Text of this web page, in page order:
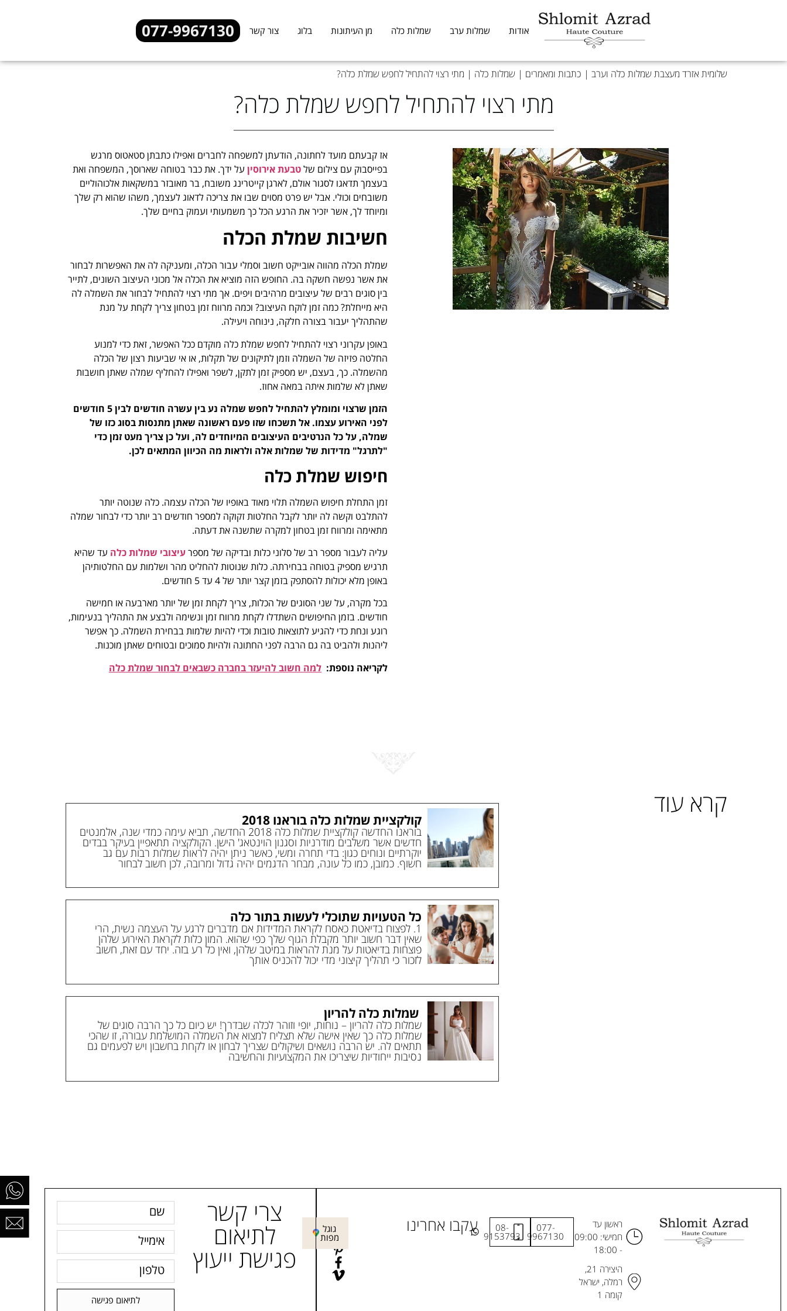
אודות שמלות ערב שמלות כלה מן העיתונות בלוג צור קשר 077-9967130
שלומית אזרד מעצבת שמלות כלה וערב | כתבות ומאמרים | שמלות כלה | מתי רצוי להתחיל לחפש שמלת כלה?
מתי רצוי להתחיל לחפש שמלת כלה?
אז קבעתם מועד לחתונה, הודעתן למשפחה לחברים ואפילו כתבתן סטאטוס מרגש
בפייסבוק עם צילום שלטבעת אירוסין על ידך. את כבר בטוחה שארוסך, המשפחה ואת
בעצמך תדאגו לסגור אולם, לארגן קייטרינג משובח, בר מאובזר במשקאות אלכוהוליים
משובחים וכולי. אבל יש פרט מסוים שבו את צריכה לדאוג לעצמך, משהו שהוא רק שלך
ומיוחד לך, אשר יזכיר את הרגע הכל כך משמעותי ועמוק בחיים שלך.
חשיבות שמלת הכלה
שמלת הכלה מהווה אובייקט חשוב וסמלי עבור הכלה, ומעניקה לה את האפשרות לבחור
את אשר נפשה חשקה בה. החופש הזה מוציא את הכלה אל מכוני העיצוב השונים, לתייר
בין סוגים רבים של עיצובים מרהיבים ויפים. אך מתי רצוי להתחיל לבחור את השמלה לה
היא מייחלת? כמה זמן לוקח העיצוב? וכמה מרווח זמן בטחון צריך לקחת על מנת
שהתהליך יעבור בצורה חלקה, נינוחה ויעילה.
באופן עקרוני רצוי להתחיל לחפש שמלת כלה מוקדם ככל האפשר, זאת כדי למנוע
החלטה פזיזה של השמלה וזמן לתיקונים של תקלות, או אי שביעות רצון של הכלה
מהשמלה. כך, בעצם, יש מספיק זמן לתקן, לשפר ואפילו להחליף שמלה שאתן חושבות
שאתן לא שלמות איתה במאה אחוז.
הזמן שרצוי ומומלץ להתחיל לחפש שמלה נע בין עשרה חודשים לבין 5 חודשים
לפני האירוע עצמו. אל תשכחו שזו פעם ראשונה שאתן מתנסות בסוג כזו של
שמלה, על כל הנרטיבים העיצובים המיוחדים לה, ועל כן צריך מעט זמן כדי
"לתרגל" מדידות של שמלות אלה ולראות מה הכיוון המתאים לכן.
חיפוש שמלת כלה
זמן התחלת חיפוש השמלה תלוי מאוד באופיו של הכלה עצמה. כלה שנוטה יותר
להתלבט וקשה לה יותר לקבל החלטות זקוקה למספר חודשים רב יותר כדי לבחור שמלה
מתאימה ומרווח זמן בטחון למקרה שתשנה את דעתה.
עליה לעבור מספר רב של סלוני כלות ובדיקה של מספרעיצובי שמלות כלה עד שהיא
תרגיש מספיק בטוחה בבחירתה. כלות שנוטות להחליט מהר ושלמות עם החלטותיהן
באופן מלא יכולות להסתפק בזמן קצר יותר של 4 עד 5 חודשים.
בכל מקרה, על שני הסוגים של הכלות, צריך לקחת זמן של יותר מארבעה או חמישה
חודשים. בזמן החיפושים השתדלו לקחת מרווח זמן ונשימה ולבצע את התהליך בנעימות,
רוגע ונחת כדי להגיע לתוצאות טובות וכדי להיות שלמות בבחירת השמלה. כך אפשר
ליהנות ולהביט בה גם הרבה לפני החתונה ולהיות סמוכים ובטוחים שאתן מוכנות.
לקריאה נוספת: למה חשוב להיעזר בחברה כשבאים לבחור שמלת כלה
קרא עוד
קולקציית שמלות כלה בוראנו 2018
בוראנו החדשה קולקציית שמלות כלה 2018 החדשה, תביא עימה כמדי שנה, אלמנטים
חדשים אשר משלבים מודרניות וסגנון הוינטאג' הישן. הקולקציה תתאפיין בעיקר בבדים
יוקרתיים ונוחים כגון: בדי תחרה ומשי, כאשר ניתן יהיה לראות שמלות רבות עם גב
חשוף. כמובן, כמו כל עונה, מבחר הדגמים יהיה גדול ומרובה, לכן חשוב לבחור
כל הטעויות שתוכלי לעשות בתור כלה
1. לפצוח בדיאטת כאסח לקראת המדידות אם מדברים לרגע על העצמה נשית, הרי
שאין דבר חשוב יותר מקבלת הגוף שלך כפי שהוא. המון כלות לקראת האירוע שלהן
פוצחות בדיאטות על מנת להראות במיטב שלהן, ואין כל רע בזה. יחד עם זאת, חשוב
לזכור כי תהליך קיצוני מדי יכול להכניס אותך
שמלות כלה להריון
שמלות כלה להריון – נוחות, יופי וזוהר לכלה שבדרך! יש כיום כל כך הרבה סוגים של
שמלות כלה כך שאין אישה שלא תצליח למצוא את השמלה המושלמת עבורה, זו שהכי
תתאים לה. יש הרבה נושאים ושיקולים שצריך לבחון או לקחת בחשבון ויש לפעמים גם
נסיבות ייחודיות שיצריכו את המקצועיות והחשיבה
ראשון עד
חמישי: 09:00
- 18:00
היצירה 21,
רמלה, ישראל
קומה 1
077-
9967130
08-
9153793
עקבו אחרינו בואו
בוויז
גוגל
מפות
צרי קשר
לתיאום
פגישת ייעוץ
לתיאום פגישה